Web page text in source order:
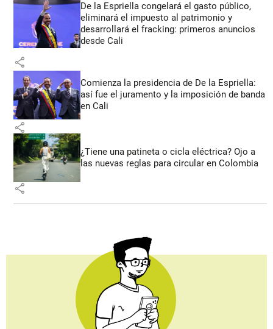
De la Espriella congelará el gasto público,
eliminará el impuesto al patrimonio y
desarrollará el fracking: primeros anuncios
desde Cali
share
Comienza la presidencia de De la Espriella:
así fue el juramento y la imposición de banda
en Cali
share
¿Tiene una patineta o cicla eléctrica? Ojo a
las nuevas reglas para circular en Colombia
share